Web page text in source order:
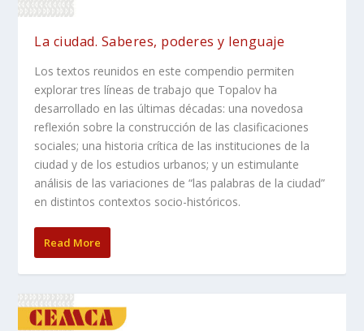
La ciudad. Saberes, poderes y lenguaje
Los textos reunidos en este compendio permiten
explorar tres líneas de trabajo que Topalov ha
desarrollado en las últimas décadas: una novedosa
reflexión sobre la construcción de las clasificaciones
sociales; una historia crítica de las instituciones de la
ciudad y de los estudios urbanos; y un estimulante
análisis de las variaciones de “las palabras de la ciudad”
en distintos contextos socio-históricos.
Read More